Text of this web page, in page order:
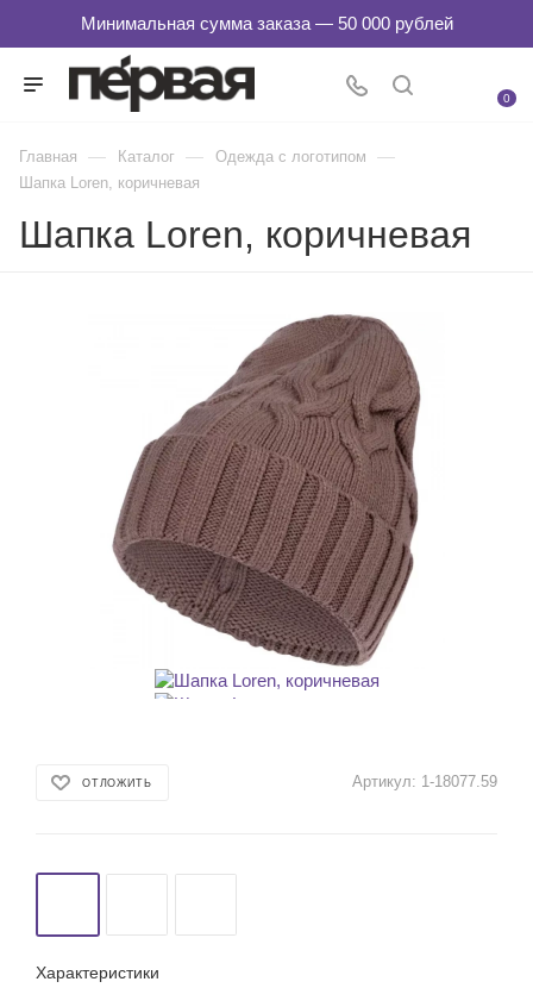
0
Главная — Каталог — Одежда с логотипом —
Шапка Loren, коричневая
Шапка Loren, коричневая
ОТЛОЖИТЬ Артикул: 1-18077.59
Характеристики